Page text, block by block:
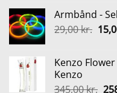
pris
var:
Armbånd -
29,00kr. Den
var:
Kenzo
Kenzo
345,00kr.